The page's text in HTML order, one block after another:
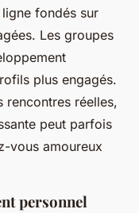
fondés sur
Les groupes
plus engagés.
rencontres réelles,
peut parfois
vous amoureux
personnel